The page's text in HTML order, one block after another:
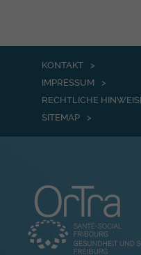
KONTAKT
IMPRESSUM
RECHTLICHE
SITEMAP